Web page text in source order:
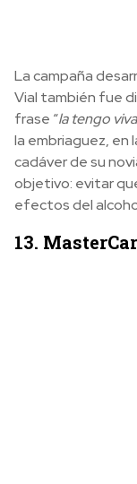
La campaña
Vial también fue
frase “la tengo viva
la embriaguez, en
cadáver de su
objetivo: evitar
efectos del
13.